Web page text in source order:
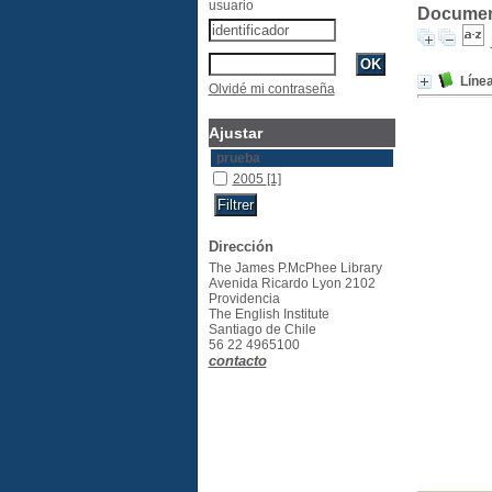
usuario
Olvidé mi contraseña
Ajustar
prueba
2005 [1]
Dirección
The James P.McPhee Library
Avenida Ricardo Lyon 2102
Providencia
The English Institute
Santiago de Chile
56 22 4965100
contacto